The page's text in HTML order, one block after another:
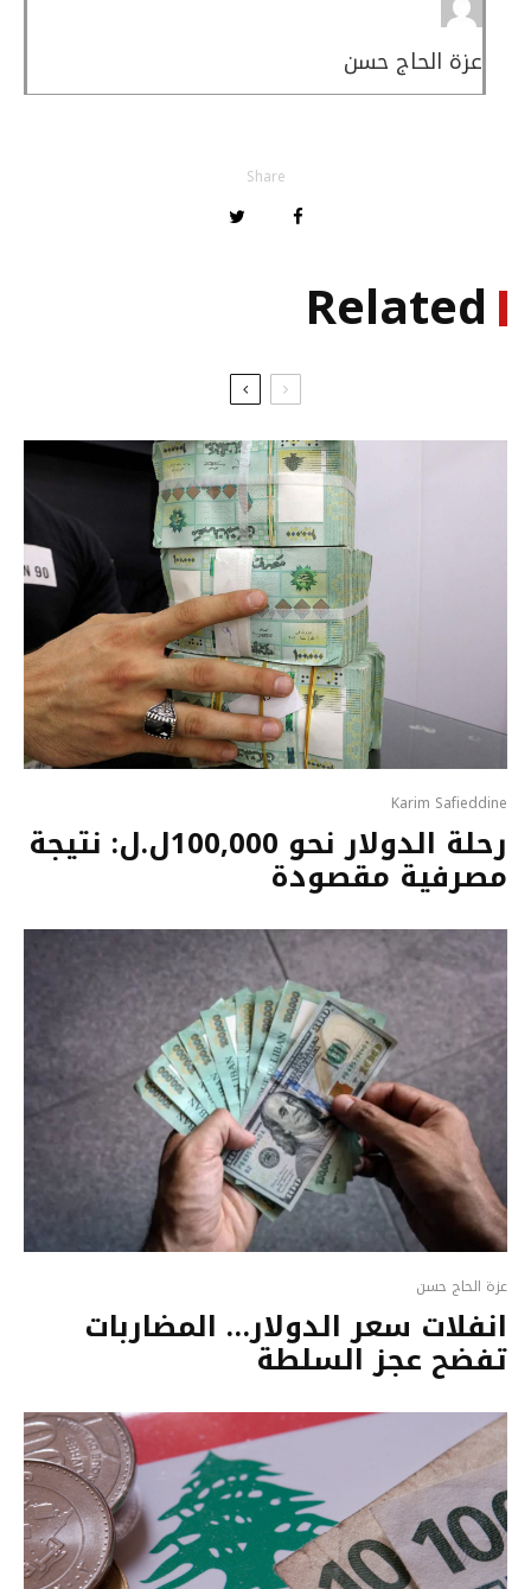
عزة الحاج حسن
Share
Related
Karim Safieddine
رحلة الدولار نحو 100,000ل.ل: نتيجة
مصرفية مقصودة
عزة الحاج حسن
انفلات سعر الدولار… المضاربات
تفضح عجز السلطة